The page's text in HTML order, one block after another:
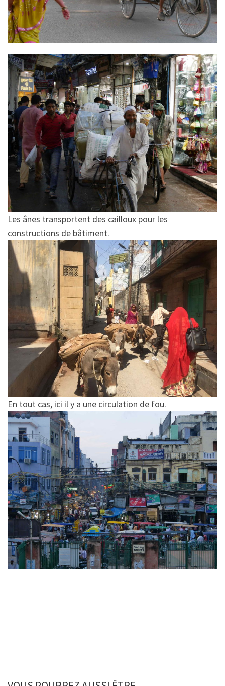
Les ânes transportent des cailloux pour les
constructions de bâtiment.
En tout cas, ici il y a une circulation de fou.